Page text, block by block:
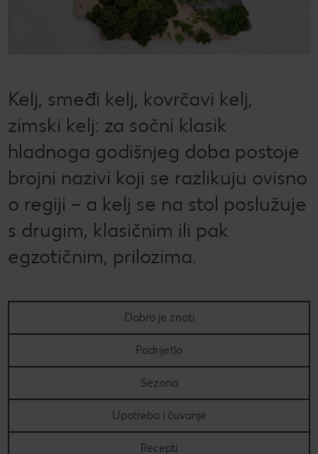
Kaufland Card i P&G te nagrađuju!
CHECK IT OUT
LIVARNO CHECK IT OUT
ESMARA CHECK IT OUT
PARKSIDE
Uvijek svježe - samo za tebe!
Ugovorena proizvodnja
Želiš najbolju kupnju? Dobiješ je kod nas!
Broj 1 za kupnju na jednom mjestu
Radno vrijeme nedjeljom
Super Sommer (DE)
Super estate (IT)
Kupuj sa stilom!
Kelj, smeđi kelj, kovrčavi kelj,
zimski kelj: za sočni klasik
hladnoga godišnjeg doba postoje
brojni nazivi koji se razlikuju ovisno
o regiji – a kelj se na stol poslužuje
s drugim, klasičnim ili pak
egzotičnim, prilozima.
Dobro je znati
Podrijetlo
Sezona
Upotreba i čuvanje
Recepti